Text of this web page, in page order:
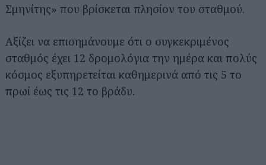
Σμηνίτης» που βρίσκεται πλησίον του σταθμού.
Αξίζει να επισημάνουμε ότι ο συγκεκριμένος
σταθμός έχει 12 δρομολόγια την ημέρα και πολύς
κόσμος εξυπηρετείται καθημερινά από τις 5 το
πρωί έως τις 12 το βράδυ.